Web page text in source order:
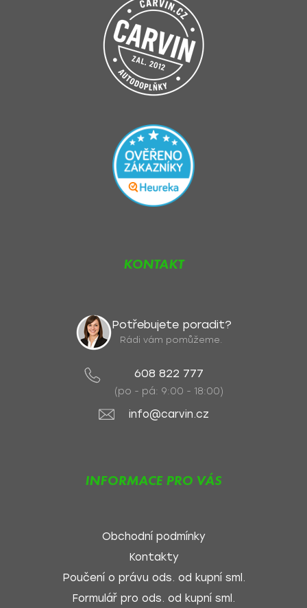
KONTAKT
Potřebujete poradit?
Rádi vám pomůžeme.
608 822 777
(po - pá: 9:00 - 18:00)
info@carvin.cz
INFORMACE PRO VÁS
Obchodní podmínky
Kontakty
Poučení o právu ods. od kupní sml.
Formulář pro ods. od kupní sml.